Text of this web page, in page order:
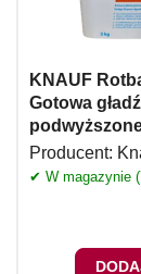
KNAUF
Gotowa
Producent:
✔ W magazynie